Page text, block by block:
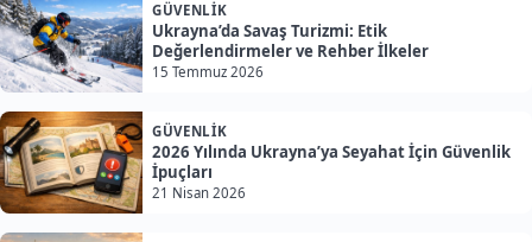
GÜVENLIK
Ukrayna’da Savaş Turizmi: Etik
Değerlendirmeler ve Rehber İlkeler
15 Temmuz 2026
GÜVENLIK
2026 Yılında Ukrayna’ya Seyahat İçin Güvenlik
İpuçları
21 Nisan 2026